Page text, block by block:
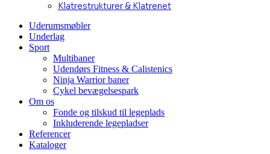
Klatrestrukturer & Klatrenet
Uderumsmøbler
Underlag
Sport
Multibaner
Udendørs Fitness & Calistenics
Ninja Warrior baner
Cykel bevægelsespark
Om os
Fonde og tilskud til legeplads
Inkluderende legepladser
Referencer
Kataloger